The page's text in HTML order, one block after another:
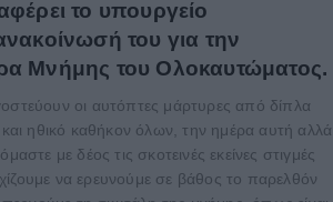
το υπουργείο
του για την
Μνήμης του Ολοκαυτώματος.
οι αυτόπτες μάρτυρες από δίπλα
και ηθικό καθήκον όλων, την ημέρα αυτή αλλά
με δέος τις σκοτεινές εκείνες στιγμές
να ερευνούμε σε βάθος το παρελθόν